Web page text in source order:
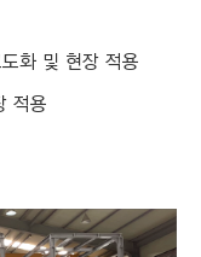
화 및 현장 적용
적용